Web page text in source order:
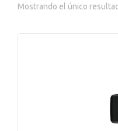
Mostrando el único